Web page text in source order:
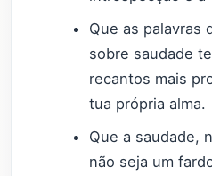
Que as palavras
sobre saudade
recantos mais
tua própria alma.
Que a saudade,
não seja um